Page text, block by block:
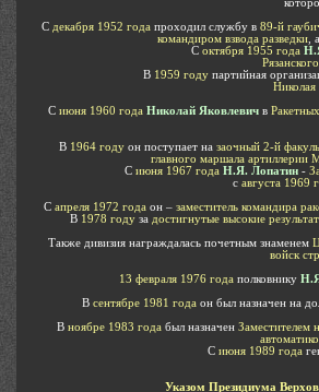
С декабря 1952 года проходил службу в 89-й
командиром взвода разведки,
С октября 1955 года
В 1959 годупартийная
С июня 1960 года Николай Яковлевичв
В1964 годуон поступает на заочный 2-й
главного маршала артиллерии
С июня 1967 года Н.Я. Лопатин -
с августа 1969
С апреля 1972 года он – заместитель командира
В 1978 году за достигнутые высокие
Также дивизия награждалась почетным знаменем
войск
13 февраля 1976 года полковнику
Всентябре 1981 года он был назначен на
В ноябре 1983 года был назначен Заместителем
Сиюня 1989 года
Указом Президиума